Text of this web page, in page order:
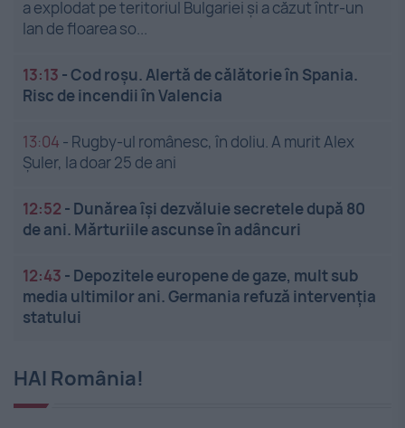
a explodat pe teritoriul Bulgariei și a căzut într-un
lan de floarea so...
13:13 -Cod roșu. Alertă de călătorie în Spania.
Risc de incendii în Valencia
13:04 - Rugby-ul românesc, în doliu. A murit Alex
Șuler, la doar 25 de ani
12:52 - Dunărea își dezvăluie secretele după 80
de ani. Mărturiile ascunse în adâncuri
12:43 - Depozitele europene de gaze, mult sub
media ultimilor ani. Germania refuză intervenția
statului
HAI România!